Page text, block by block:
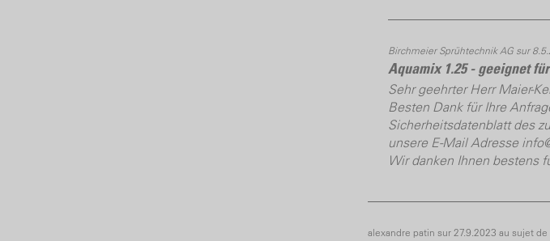
Birchmeier Sprühtechnik AG sur
Aquamix 1.25 - geeignet
Sehr geehrter Herr Maier-
Besten Dank für Ihre
Sicherheitsdatenblatt des
unsere E-Mail Adresse
Wir danken Ihnen bestens
alexandre patin sur 27.9.2023 au sujet de